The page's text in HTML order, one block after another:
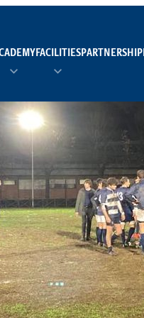
FACILITIES PARTNERSHIP